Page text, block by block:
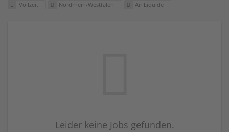
Vollzeit Nordrhein-Westfalen Air Liquide
Leider keine Jobs gefunden.